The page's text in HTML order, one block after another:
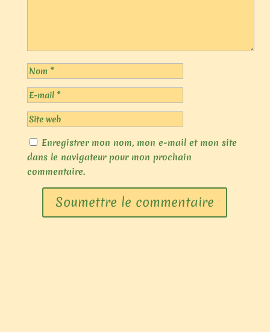
Enregistrer mon nom, mon e-mail et mon site
dans le navigateur pour mon prochain
commentaire.
Soumettre le commentaire